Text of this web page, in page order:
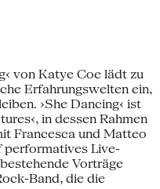
von Katye Coe lädt zu
Erfahrungswelten ein,
›She Dancing‹ ist
in dessen Rahmen
Francesca und Matteo
performatives Live-
Vorträge
Band, die die